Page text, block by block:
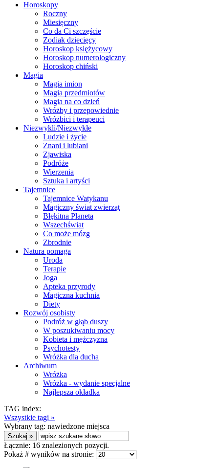
Horoskopy
Roczny
Miesięczny
Co da Ci szczęście
Zodiak dziecięcy
Horoskop księżycowy
Horoskop numerologiczny
Horoskop chiński
Magia
Magia imion
Magia przedmiotów
Magia na co dzień
Wróżby i przepowiednie
Wróżbici i terapeuci
Niezwykli/Niezwykłe
Ludzie i życie
Znani i lubiani
Zjawiska
Podróże
Wierzenia
Sztuka i artyści
Tajemnice
Tajemnice Watykanu
Magiczny świat zwierząt
Błękitna Planeta
Wszechświat
Co może mózg
Zbrodnie
Natura pomaga
Uroda
Terapie
Joga
Apteka przyrody
Magiczna kuchnia
Diety
Rozwój osobisty
Podróż w głąb duszy
W poszukiwaniu mocy
Kobieta i mężczyzna
Psychotesty
Wróżka dla ducha
Archiwum
Wróżka
Wróżka - wydanie specjalne
Najlepsza okładka
TAG index:
Wszystkie tagi »
Wybrany tag: nawiedzone miejsca
Łącznie: 16 znalezionych pozycji.
Pokaż # wyników na stronie: